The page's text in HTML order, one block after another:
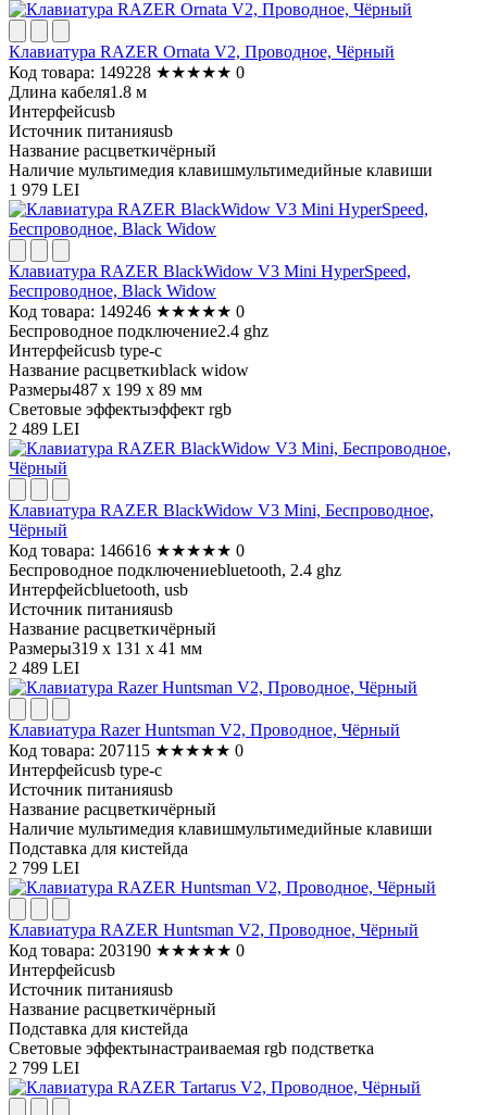
Клавиатура RAZER Ornata V2, Проводное, Чёрный
Код товара: 149228 ★★★★★ 0
Длина кабеля1.8 м
Интерфейсusb
Источник питанияusb
Название расцветкичёрный
Наличие мультимедия клавишмультимедийные клавиши
1 979 LEI
Клавиатура RAZER BlackWidow V3 Mini HyperSpeed,
Беспроводное, Black Widow
Код товара: 149246 ★★★★★ 0
Беспроводное подключение2.4 ghz
Интерфейсusb type-c
Название расцветкиblack widow
Размеры487 х 199 х 89 мм
Световые эффектыэффект rgb
2 489 LEI
Клавиатура RAZER BlackWidow V3 Mini, Беспроводное,
Чёрный
Код товара: 146616 ★★★★★ 0
Беспроводное подключениеbluetooth, 2.4 ghz
Интерфейсbluetooth, usb
Источник питанияusb
Название расцветкичёрный
Размеры319 x 131 x 41 мм
2 489 LEI
Клавиатура Razer Huntsman V2, Проводное, Чёрный
Код товара: 207115 ★★★★★ 0
Интерфейсusb type-c
Источник питанияusb
Название расцветкичёрный
Наличие мультимедия клавишмультимедийные клавиши
Подставка для кистейда
2 799 LEI
Клавиатура RAZER Huntsman V2, Проводное, Чёрный
Код товара: 203190 ★★★★★ 0
Интерфейсusb
Источник питанияusb
Название расцветкичёрный
Подставка для кистейда
Световые эффектынастраиваемая rgb подстветка
2 799 LEI